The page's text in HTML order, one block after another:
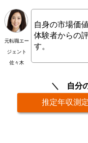
元転職エー
ジェント
佐々木
自身の市場価
体験者からの
す。
自分
推定年収測